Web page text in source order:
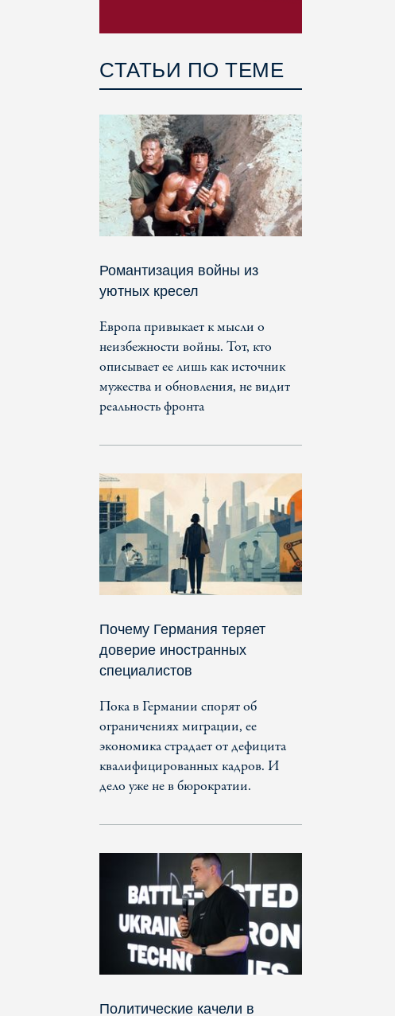
СТАТЬИ ПО ТЕМЕ
Романтизация войны из
уютных кресел
Европа привыкает к мысли о
неизбежности войны. Тот, кто
описывает ее лишь как источник
мужества и обновления, не видит
реальность фронта
Почему Германия теряет
доверие иностранных
специалистов
Пока в Германии спорят об
ограничениях миграции, ее
экономика страдает от дефицита
квалифицированных кадров. И
дело уже не в бюрократии.
Политические качели в